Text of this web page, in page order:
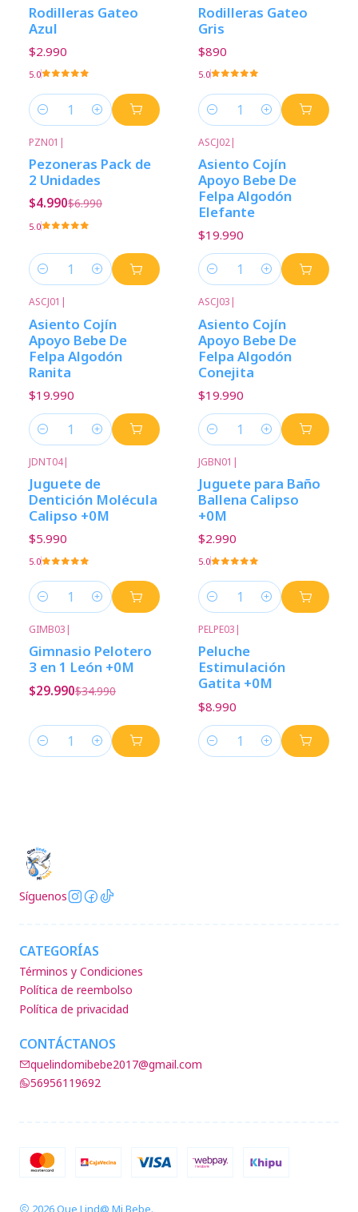
Rodilleras Gateo
Azul
$2.990
5.0
Cantidad
Rodilleras Gateo
Gris
$890
5.0
Cantidad
PZN01 |
Pezoneras Pack de
2 Unidades
$4.990$6.990
5.0
Cantidad
ASCJ02|
Asiento Cojín
Apoyo Bebe De
Felpa Algodón
Elefante
$19.990
Cantidad
ASCJ01 |
Asiento Cojín
Apoyo Bebe De
Felpa Algodón
Ranita
$19.990
Cantidad
ASCJ03 |
Asiento Cojín
Apoyo Bebe De
Felpa Algodón
Conejita
$19.990
Cantidad
JDNT04|
Juguete de
Dentición Molécula
Calipso +0M
$5.990
5.0
Cantidad
JGBN01 |
Juguete para Baño
Ballena Calipso
+0M
$2.990
5.0
Cantidad
GIMB03 |
Gimnasio Pelotero
3 en 1 León +0M
$29.990$34.990
Cantidad
PELPE03 |
Peluche
Estimulación
Gatita +0M
$8.990
Cantidad
Síguenos
CATEGORÍAS
Términos y Condiciones
Política de reembolso
Política de privacidad
CONTÁCTANOS
quelindomibebe2017@gmail.com
56956119692
2026 Que Lind@ Mi Bebe.